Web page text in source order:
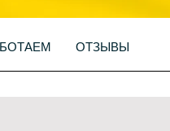
ОТЗЫВЫ